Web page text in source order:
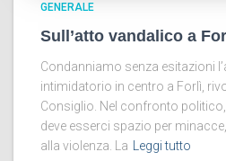
GENERALE
Sull’atto vandalico a
Condanniamo senza esitazioni
intimidatorio in centro a Forlì,
Consiglio. Nel confronto
deve esserci spazio per
alla violenza. La
Leggi tutto